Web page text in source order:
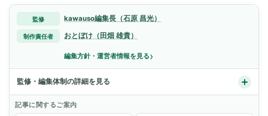
監修 kawauso編集長（石原 昌光）
制作責任者 おとぼけ（田畑 雄貴）
編集方針・運営者情報を見る›
監修・編集体制の詳細を見る
記事に関するご案内